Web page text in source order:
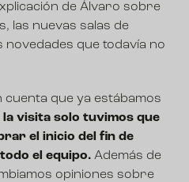
de Álvaro sobre
las nuevas salas de
novedades que todavía no
cuenta que ya estábamos
la visita solo tuvimos que
el inicio del fin de
el equipo. Además de
opiniones sobre